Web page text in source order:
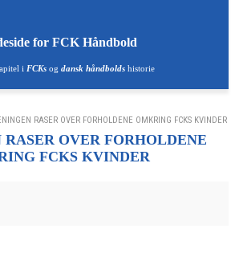
for FCK Håndbold
i FCKsog dansk håndboldshistorie
RASER OVER FORHOLDENE OMKRING FCKS KVINDER
RASER OVER FORHOLDENE
FCKS KVINDER